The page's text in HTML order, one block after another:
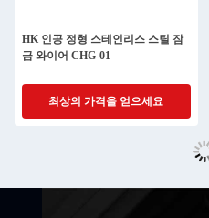
HK 인공 정형 스테인리스 스틸 잠
금 와이어 CHG-01
최상의 가격을 얻으세요